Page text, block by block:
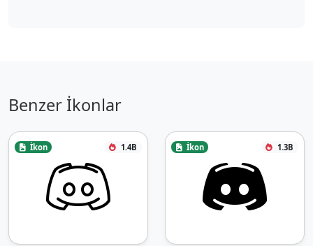
Benzer İkonlar
İkon 1.4B İkon 1.3B